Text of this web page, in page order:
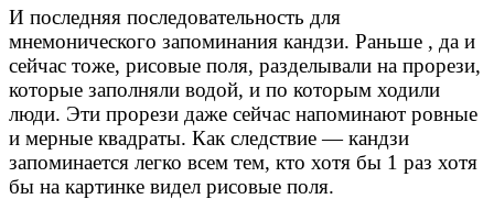
И последняя последовательность для
мнемонического запоминания кандзи. Раньше , да и
сейчас тоже, рисовые поля, разделывали на прорези,
которые заполняли водой, и по которым ходили
люди. Эти прорези даже сейчас напоминают ровные
и мерные квадраты. Как следствие — кандзи
запоминается легко всем тем, кто хотя бы 1 раз хотя
бы на картинке видел рисовые поля.